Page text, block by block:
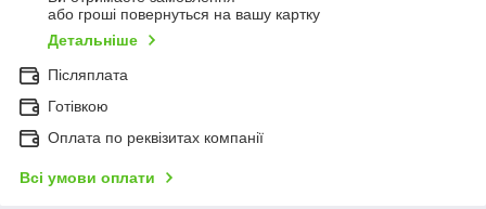
або гроші повернуться на вашу картку
Детальніше
Післяплата
Готівкою
Оплата по реквізитах компанії
Всі умови оплати